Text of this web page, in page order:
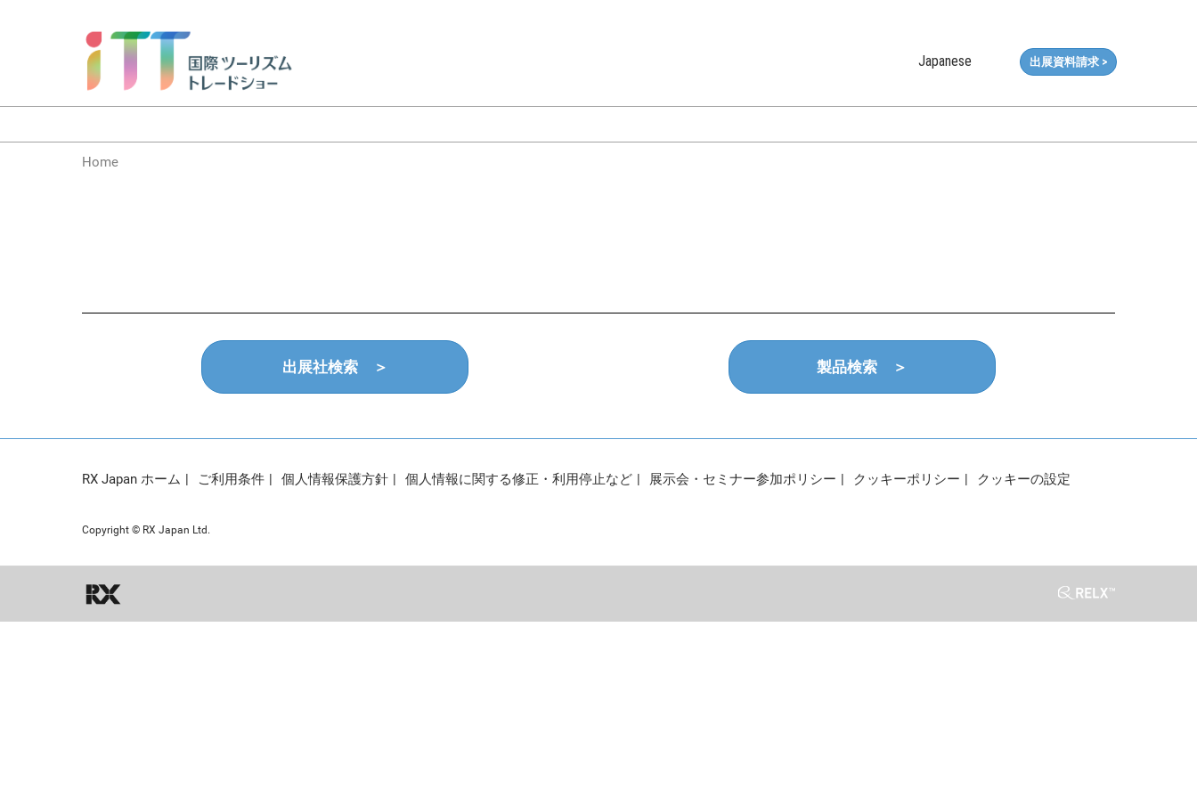
キ
ッ
プ
進
む
Japanese 出展資料請求 >
Home
出展社検索 ＞ 製品検索 ＞
RX Japan ホーム ご利用条件 個人情報保護方針 個人情報に関する修正・利用停止など 展示会・セミナー参加ポリシー クッキーポリシー クッキーの設定
Copyright © RX Japan Ltd.